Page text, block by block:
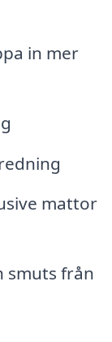
in mer
mattor
smuts från